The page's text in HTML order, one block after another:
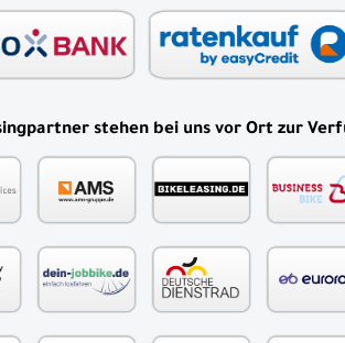
stehen bei uns vor Ort zur